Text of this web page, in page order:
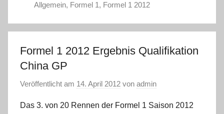
Allgemein, Formel 1, Formel 1 2012
Formel 1 2012 Ergebnis Qualifikation
China GP
Veröffentlicht am 14. April 2012 von admin
Das 3. von 20 Rennen der Formel 1 Saison 2012